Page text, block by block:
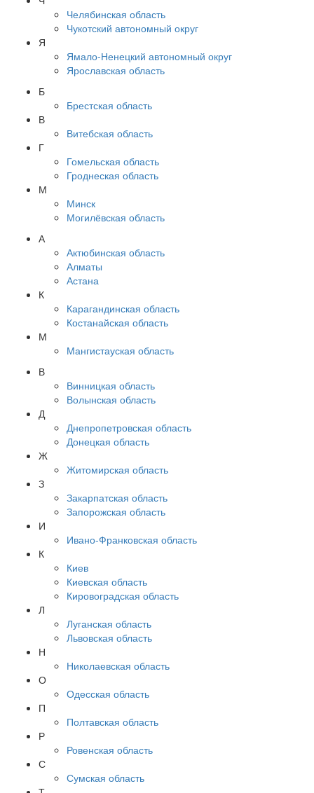
Челябинская область
Чукотский автономный округ
Я
Ямало-Ненецкий автономный округ
Ярославская область
Б
Брестская область
В
Витебская область
Г
Гомельская область
Гроднеская область
М
Минск
Могилёвская область
А
Актюбинская область
Алматы
Астана
К
Карагандинская область
Костанайская область
М
Мангистауская область
В
Винницкая область
Волынская область
Д
Днепропетровская область
Донецкая область
Ж
Житомирская область
З
Закарпатская область
Запорожская область
И
Ивано-Франковская область
К
Киев
Киевская область
Кировоградская область
Л
Луганская область
Львовская область
Н
Николаевская область
О
Одесская область
П
Полтавская область
Р
Ровенская область
С
Сумская область